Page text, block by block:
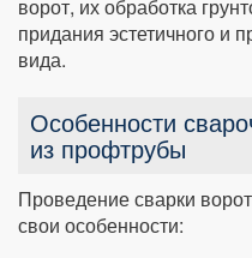
ворот, их обработка
придания эстетичного и
вида.
Особенности
из профтрубы
Проведение сварки
свои особенности: